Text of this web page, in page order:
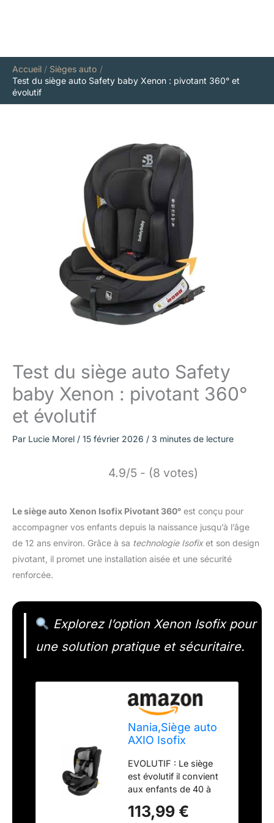
Accueil
Sièges auto
Test du siège auto Safety baby Xenon : pivotant 360° et
évolutif
Test du siège auto Safety
baby Xenon : pivotant 360°
et évolutif
Par Lucie Morel / 15 février 2026 / 3 minutes de lecture
4.9/5 - (8 votes)
Le siège auto Xenon Isofix Pivotant 360° est conçu pour
accompagner vos enfants depuis la naissance jusqu’à l’âge
de 12 ans environ. Grâce à sa technologie Isofixet son design
pivotant, il promet une installation aisée et une sécurité
renforcée.
Explorez l’option Xenon Isofix pour
une solution pratique et sécuritaire.
Nania,Siège auto
AXIO Isofix
Size 40-150 cm -
Evolutif dès la
naissance jusqu'à
12 ans environ -
Groupe 0-1-2-3 -
EVOLUTIF : Le siège
est évolutif il convient
aux enfants de 40 à
naissance jusqu’à 12
113,99 €